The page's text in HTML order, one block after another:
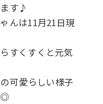
す♪
んは11月21日現
すくすくと元気
可愛らしい様子
◎